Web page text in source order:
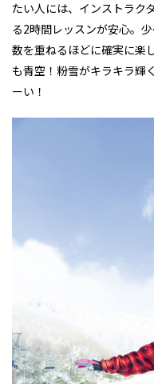
たい人には、インストラク
る2時間レッスンが安心。
数を重ねるほどに確実に楽
も青空！粉雪がキラキラ輝
ーい！